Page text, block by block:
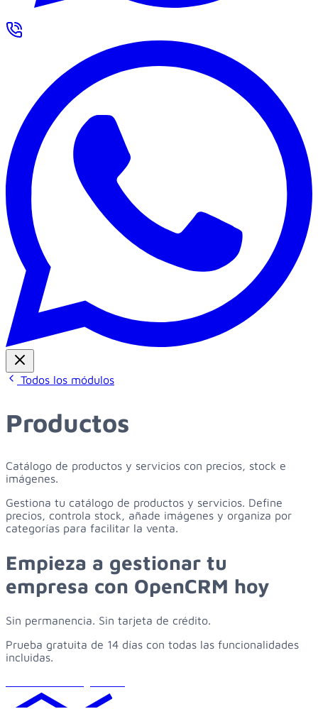
Todos los módulos
Productos
Catálogo de productos y servicios con precios, stock e
imágenes.
Gestiona tu catálogo de productos y servicios. Define
precios, controla stock, añade imágenes y organiza por
categorías para facilitar la venta.
Empieza a gestionar tu
empresa con OpenCRM hoy
Sin permanencia. Sin tarjeta de crédito.
Prueba gratuita de 14 días con todas las funcionalidades
incluidas.